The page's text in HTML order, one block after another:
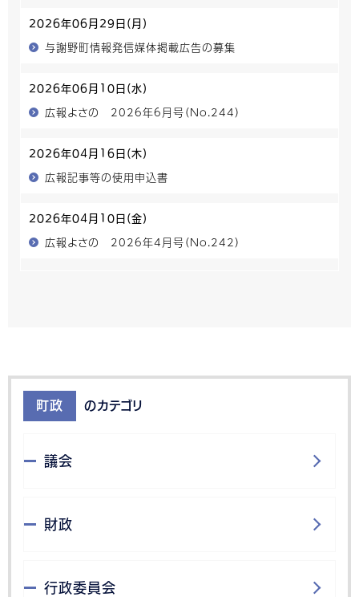
2026年06月29日(月)
与謝野町情報発信媒体掲載広告の募集
2026年06月10日(水)
広報よさの 2026年6月号（No.244）
2026年04月16日(木)
広報記事等の使用申込書
2026年04月10日(金)
広報よさの 2026年4月号（No.242）
町政 のカテゴリ
議会
財政
行政委員会